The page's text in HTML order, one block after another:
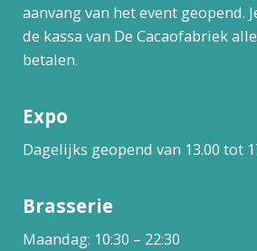
aanvang van het event geopend.
de kassa van De Cacaofabriek
betalen.
Expo
Dagelijks geopend van 13.00 tot
Brasserie
Maandag: 10:30 – 22:30